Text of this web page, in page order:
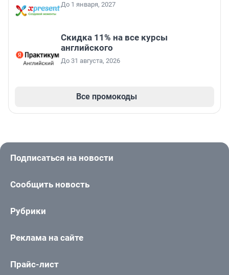
До 1 января, 2027
Скидка 11% на все курсы
английского
До 31 августа, 2026
Все промокоды
Подписаться на новости
Сообщить новость
Рубрики
Реклама на сайте
Прайс-лист